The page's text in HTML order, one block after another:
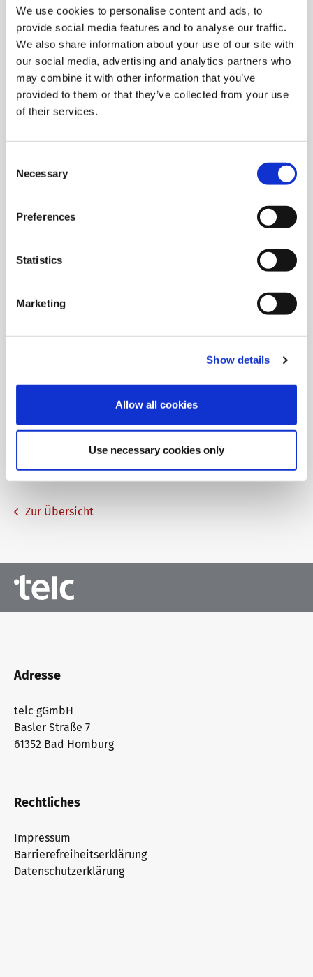
We use cookies to personalise content and ads, to
provide social media features and to analyse our traffic.
We also share information about your use of our site with
our social media, advertising and analytics partners who
may combine it with other information that you’ve
provided to them or that they’ve collected from your use
of their services.
Selection
Necessary
Preferences
Statistics
Marketing
Show details
Allow all cookies
Use necessary cookies only
Zertifikat für die Berufsanerkennung nachweisen
müssen, geeignet.
Vor allem Selbstzahler und Teilnehmende, die derzeit
in den Willkommenskursen oder Landessprachkursen
einen anerkannten Sprachnachweis brauchen, können
ab sofort die neue telc Deutsch A2·B1 Prüfung ablegen.
Der telc Übungstest können Sie seit dem 28.02.23 im
Sie haben noch Fragen? Schicken Sie uns bitte eine E-
service@telc.net
Wir wünschen allen Teilnehmenden viel Erfolg!
Zur Übersicht
Adresse
telc gGmbH
Basler Straße 7
61352 Bad Homburg
Rechtliches
Impressum
Barrierefreiheitserklärung
Datenschutzerklärung